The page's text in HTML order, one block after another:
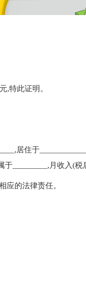
,特此证明。
居住于
_________,月收入(
应的法律责任。